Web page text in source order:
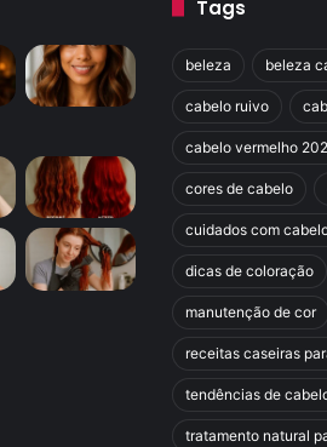
Tags
beleza beleza
cabelo ruivo
cabelo vermelho
cores de cabelo
cuidados com
dicas de coloração
manutenção de cor
receitas caseiras
tendências de
tratamento natural